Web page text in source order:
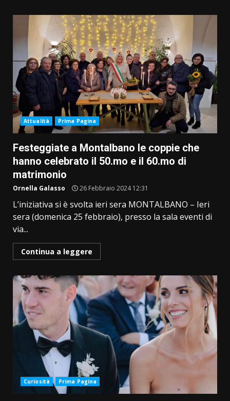
Attualità Prima Pagina
Festeggiate a Montalbano le coppie che
hanno celebrato il 50.mo e il 60.mo di
matrimonio
Ornella Galasso 26 Febbraio 2024 12:31
L’iniziativa si è svolta ieri sera MONTALBANO – Ieri
sera (domenica 25 febbraio), presso la sala eventi di
via...
Continua a leggere
Curiosità Prima Pagina